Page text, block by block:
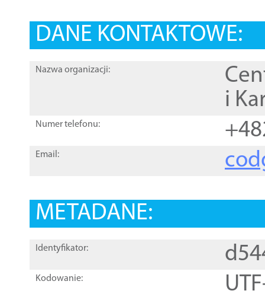
DANE KONTAKTOWE:
Nazwa organizacji:
i
Numer telefonu:
Email:
METADANE:
Identyfikator:
Kodowanie: